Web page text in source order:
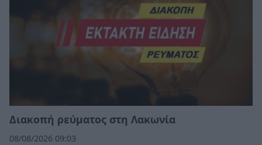
Διακοπή ρεύματος στη Λακωνία
08/08/2026 09:03